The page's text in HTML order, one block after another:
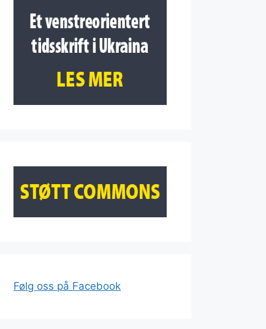
Følg oss på Facebook